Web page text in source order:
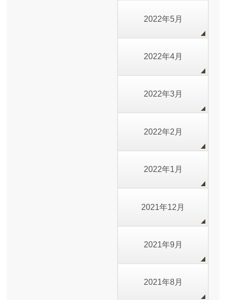
2022年5月
2022年4月
2022年3月
2022年2月
2022年1月
2021年12月
2021年9月
2021年8月